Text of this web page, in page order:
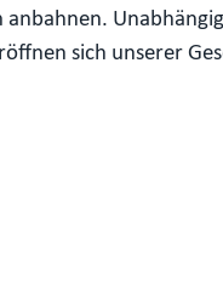
sich unserer